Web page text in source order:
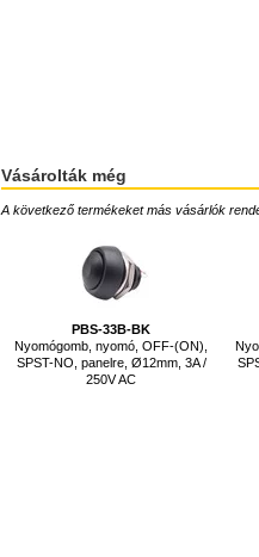
Vásárolták még
A következő termékeket más vásárlók
PBS-33B-BK
Nyomógomb, nyomó, OFF-(ON),
SPST-NO, panelre, Ø12mm, 3A /
250V AC